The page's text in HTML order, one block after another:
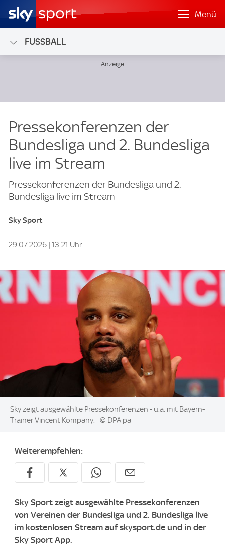
Menü
FUSSBALL
Pressekonferenzen der
Bundesliga und 2. Bundesliga
live im Stream
Pressekonferenzen der Bundesliga und 2.
Bundesliga live im Stream
Sky Sport
29.07.2026 | 13:21 Uhr
Image:
Sky zeigt ausgewählte Pressekonferenzen - u.a. mit Bayern-
Trainer Vincent Kompany.
© DPA pa
Weiterempfehlen:
Sky Sport zeigt ausgewählte Pressekonferenzen
von Vereinen der Bundesliga und 2. Bundesliga live
im kostenlosen Stream auf skysport.de und in der
Sky Sport App.